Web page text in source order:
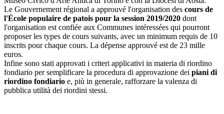
Le Gouvernement régional a approuvé l'organisation des cours de
l'École populaire de patois pour la session 2019/2020 dont
l'organisation est confiée aux Communes intéressées qui pourront
proposer les types de cours suivants, avec un minimum requis de 10
inscrits pour chaque cours. La dépense approuvé est de 23 mille
euros.
Infine sono stati approvati i criteri applicativi in materia di riordino
fondiario per semplificare la procedura di approvazione dei piani di
riordino fondiario e, più in generale, rafforzare la valenza di
pubblica utilità dei riordini stessi.